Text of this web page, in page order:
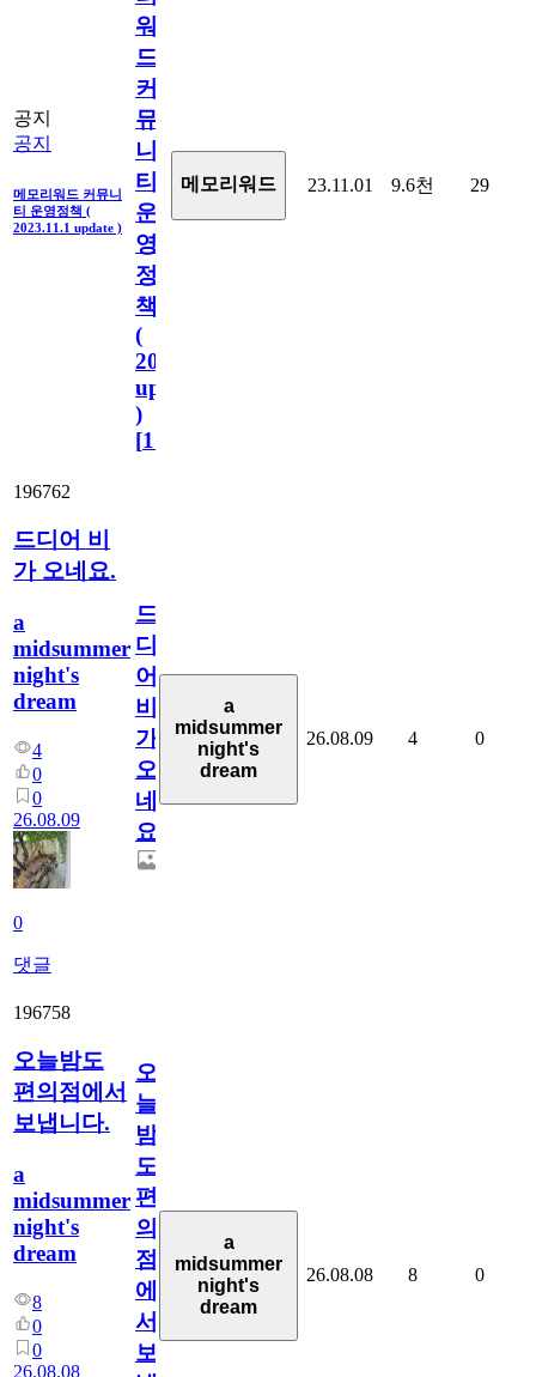
공지
공지
메모리워드 커뮤니
티 운영정책 (
2023.11.1 update )
워
드
커
뮤
니
티
운
영
정
책
(
2023.11.1
update
)
[110
메모리워드 23.11.01 9.6천 29
196762
드디어 비
가 오네요.
a
midsummer
night's
dream
4
0
0
26.08.09
0
댓글
드
디
어
비
가
오
네
요.
a
midsummer
night's
dream
26.08.09 4 0
196758
오늘밤도
편의점에서
보냅니다.
a
midsummer
night's
dream
8
0
0
26.08.08
오
늘
밤
도
편
의
점
에
서
보
a
midsummer
night's
dream
26.08.08 8 0